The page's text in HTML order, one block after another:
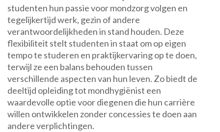
studenten hun passie voor mondzorg volgen en
tegelijkertijd werk, gezin of andere
verantwoordelijkheden in stand houden. Deze
flexibiliteit stelt studenten in staat om op eigen
tempo te studeren en praktijkervaring op te doen,
terwijl ze een balans behouden tussen
verschillende aspecten van hun leven. Zo biedt de
deeltijd opleiding tot mondhygiënist een
waardevolle optie voor diegenen die hun carrière
willen ontwikkelen zonder concessies te doen aan
andere verplichtingen.